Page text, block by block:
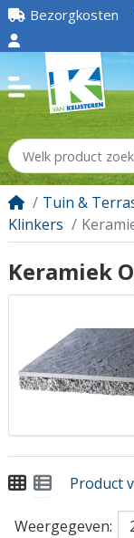
Bezorgkosten
Tuin &
Klinkers
Keramiek
Product
Weergegeven: